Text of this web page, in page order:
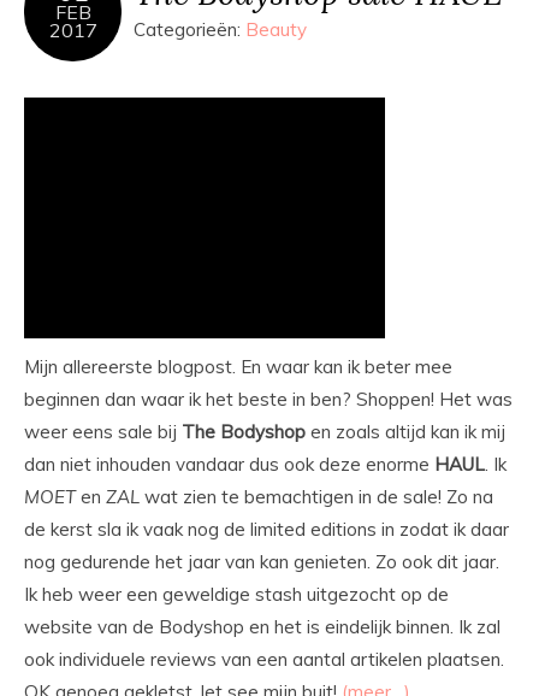
FEB
2017 Categorieën: Beauty
Mijn allereerste blogpost. En waar kan ik beter mee
beginnen dan waar ik het beste in ben? Shoppen! Het was
weer eens sale bij The Bodyshop en zoals altijd kan ik mij
dan niet inhouden vandaar dus ook deze enorme HAUL. Ik
MOETen ZAL wat zien te bemachtigen in de sale! Zo na
de kerst sla ik vaak nog de limited editions in zodat ik daar
nog gedurende het jaar van kan genieten. Zo ook dit jaar.
Ik heb weer een geweldige stash uitgezocht op de
website van de Bodyshop en het is eindelijk binnen. Ik zal
ook individuele reviews van een aantal artikelen plaatsen.